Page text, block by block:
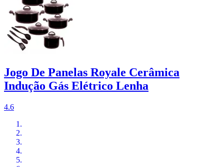
Jogo De Panelas Royale Cerâmica
Indução Gás Elétrico Lenha
4.6